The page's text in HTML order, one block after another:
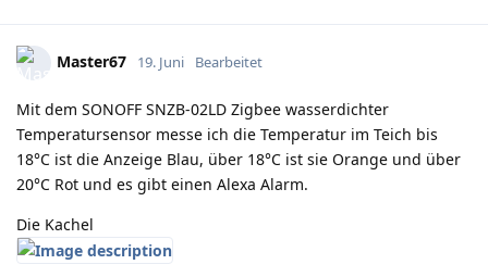
Master67 19. Juni Bearbeitet
Mit dem SONOFF SNZB-02LD Zigbee wasserdichter
Temperatursensor messe ich die Temperatur im Teich bis
18°C ist die Anzeige Blau, über 18°C ist sie Orange und über
20°C Rot und es gibt einen Alexa Alarm.
Die Kachel